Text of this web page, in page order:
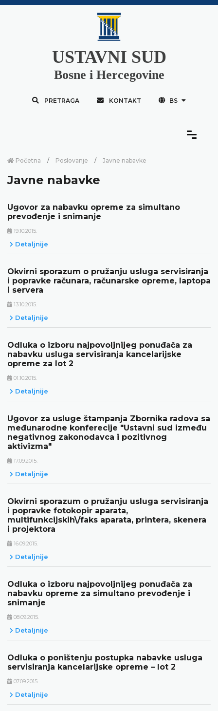
USTAVNI SUD
Bosne i Hercegovine
PRETRAGA KONTAKT BS
Početna Poslovanje Javne nabavke
Javne nabavke
Ugovor za nabavku opreme za simultano
prevođenje i snimanje
19.10.2015.
Detaljnije
Okvirni sporazum o pružanju usluga servisiranja
i popravke računara, računarske opreme, laptopa
i servera
13.10.2015.
Detaljnije
Odluka o izboru najpovoljnijeg ponuđača za
nabavku usluga servisiranja kancelarijske
opreme za lot 2
01.10.2015.
Detaljnije
Ugovor za usluge štampanja Zbornika radova sa
međunarodne konferecije "Ustavni sud između
negativnog zakonodavca i pozitivnog
aktivizma"
17.09.2015.
Detaljnije
Okvirni sporazum o pružanju usluga servisiranja
i popravke fotokopir aparata,
multifunkcijskih\/faks aparata, printera, skenera
i projektora
16.09.2015.
Detaljnije
Odluka o izboru najpovoljnijeg ponuđača za
nabavku opreme za simultano prevođenje i
snimanje
08.09.2015.
Detaljnije
Odluka o poništenju postupka nabavke usluga
servisiranja kancelarijske opreme – lot 2
07.09.2015.
Detaljnije